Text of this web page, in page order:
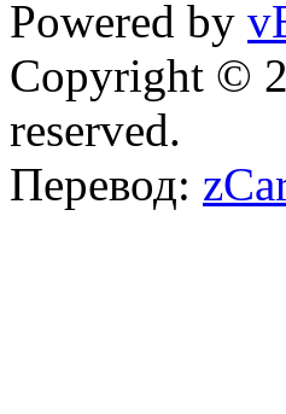
Powered by
Copyright ©
reserved.
Перевод: